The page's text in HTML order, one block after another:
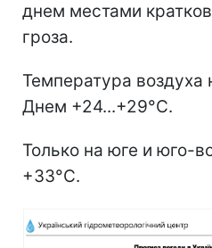
днем местами
гроза.
Температура
Днем +24...+29°С.
Только на юге и юго-
+33°С.